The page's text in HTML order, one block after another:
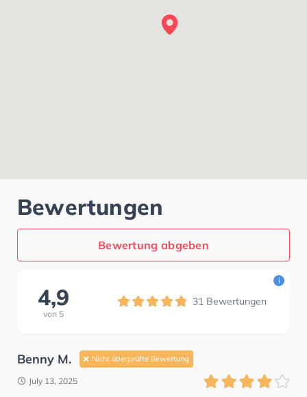
Bewertungen
Bewertung abgeben
4,9
von 5
31 Bewertungen
i
Benny M. Nicht überprüfte Bewertung
July 13, 2025